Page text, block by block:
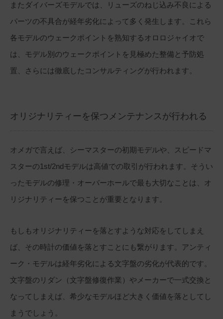
またダイバーズモデルでは、リューズのねじ込み不良による
パーツの不具合が経年劣化によって多く発生します。これら
各モデルのウェークポイントを熟知するオロロジャイオで
は、モデル別のウェークポイントを見極めた整備と予防処
置、さらには徹底したコンサルティングが行われます。
オリジナリティーを保つメンテナンスが行われる
オメガで言えば、シーマスターの初期モデルや、スピードマ
スターの1st/2ndモデルは高値での取引が行われます。そうい
ったモデルの修理・オーバーホールで最も大切なことは、オ
リジナリティーを保つことが重要となります。
もしもオリジナリティーを落とすような対応をしてしまえ
ば、その時計の価値を落とすことにも繋がります。アンティ
ーク・モデルは経年劣化による文字盤の劣化が代表的です。
文字盤のリダン（文字盤修復作業）やメーカーで一式交換と
なってしまえば、希少なモデルほど大きく価値を落としてし
まうでしょう。